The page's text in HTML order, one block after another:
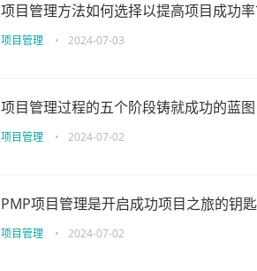
项目管理方法如何选择以提高项目成功
项目管理 • 2024-07-03
项目管理过程的五个阶段铸就成功的蓝图
项目管理 • 2024-07-02
PMP项目管理是开启成功项目之旅的钥匙
项目管理 • 2024-07-02